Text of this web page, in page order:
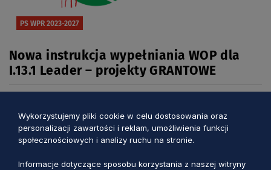
PS WPR 2023-2027
Nowa instrukcja wypełniania WOP dla
I.13.1 Leader – projekty GRANTOWE
Wykorzystujemy pliki cookie w celu dostosowania oraz
personalizacji zawartości i reklam, umożliwienia funkcji
społecznościowych i analizy ruchu na stronie.
Informacje dotyczące sposobu korzystania z naszej witryny